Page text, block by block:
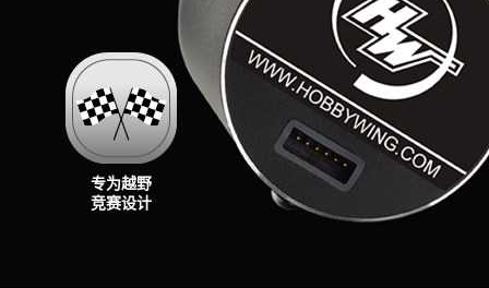
专为越野
竞赛设计